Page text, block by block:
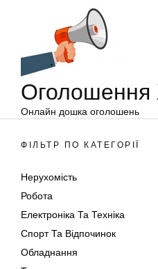
Онлайн дошка оголошень
ФІЛЬТР ПО КАТЕГОРІЇ
Нерухомість
Робота
Електроніка Та Техніка
Спорт Та Відпочинок
Обладнання